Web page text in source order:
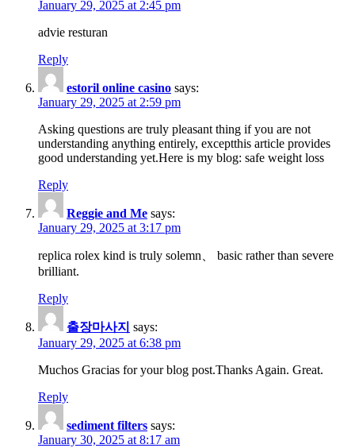
January 29, 2025 at 2:45 pm
advie resturan
Reply
estoril online casino says:
January 29, 2025 at 2:59 pm
Asking questions are truly pleasant thing if you are not
understanding anything entirely, exceptthis article provides
good understanding yet.Here is my blog: safe weight loss
Reply
Reggie and Me says:
January 29, 2025 at 3:17 pm
replica rolex kind is truly solemn、 basic rather than severe
brilliant.
Reply
출장마사지 says:
January 29, 2025 at 6:38 pm
Muchos Gracias for your blog post.Thanks Again. Great.
Reply
sediment filters says:
January 30, 2025 at 8:17 am